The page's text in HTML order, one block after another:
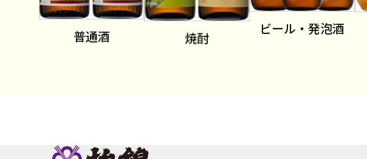
普通酒 焼酎
ビール・発泡酒